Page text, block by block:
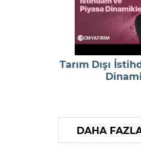
Tarım Dışı
DAHA